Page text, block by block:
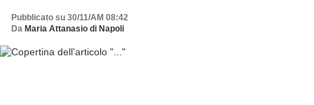
Pubblicato su 30/11/AM 08:42
Da Maria Attanasio di Napoli